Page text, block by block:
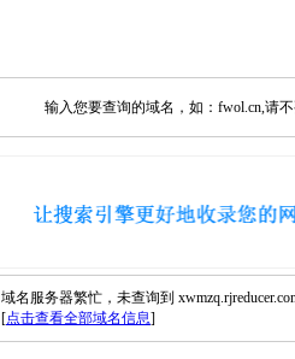
输入您要查询的域名，如：fwol.cn,请
域名服务器繁忙，未查询到
[点击查看全部域名信息]